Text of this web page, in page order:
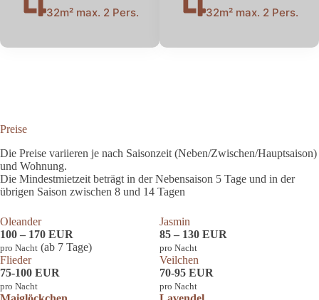
32m² max. 2 Pers. 32m² max. 2 Pers.
Preise
Die Preise variieren je nach Saisonzeit (Neben/Zwischen/Hauptsaison)
und Wohnung.
Die Mindestmietzeit beträgt in der Nebensaison 5 Tage und in der
übrigen Saison zwischen 8 und 14 Tagen
Oleander
100 – 170 EUR
pro Nacht (ab 7 Tage)
Jasmin
85 – 130 EUR
pro Nacht
Flieder
75-100 EUR
pro Nacht
Veilchen
70-95 EUR
pro Nacht